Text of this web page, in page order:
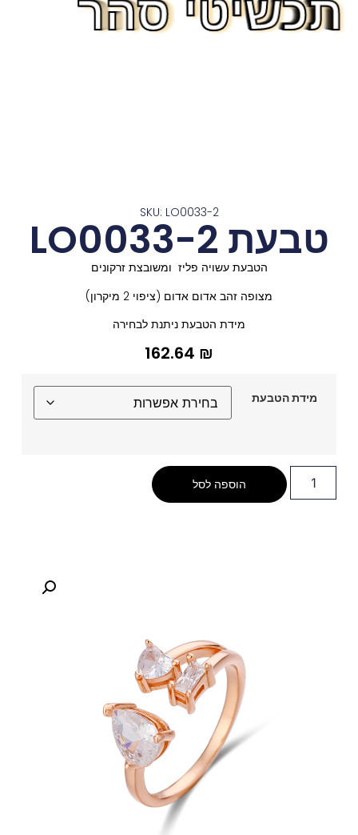
תכשיטי סהר
תכשיטי סהר
תכשיטי סהר
תכשיטי סהר
תכשיטי סהר
תכשיטי סהר
תכשיטי סהר
תכשיטי סהר
תכשיטי סהר
תכשיטי סהר
תכשיטי סהר
תכשיטי סהר
תכשיטי סהר
SKU: LO0033-2
טבעת LO0033-2
הטבעת עשויה פליז ומשובצת זרקונים
מצופה זהב אדום אדום (ציפוי 2 מיקרון)
מידת הטבעת ניתנת לבחירה
162.64 ₪
מידת הטבעת
הוספה לסל